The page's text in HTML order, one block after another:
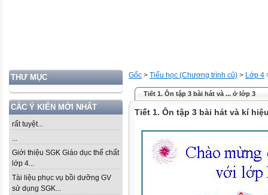
THƯ MỤC
CÁC Ý KIẾN MỚI NHẤT
rất tuyệt...
...
Giới thiệu SGK Giáo dục thể chất
lớp 4...
Tài liệu phục vụ bồi dưỡng GV
sử dụng SGK...
Gốc > Tiểu học (Chương trình cũ) > Lớp 4
Tiết 1. Ôn tập 3 bài hát và ... ở lớp 3
Tiết 1. Ôn tập 3 bài hát và kí